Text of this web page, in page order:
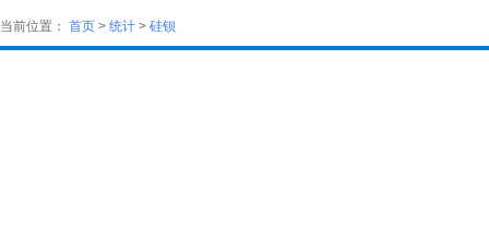
当前位置： 首页 > 统计 > 硅钡